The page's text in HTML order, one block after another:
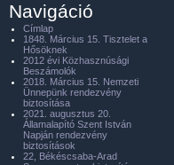
Navigáció
Címlap
1848. Március 15. Tisztelet a
Hősöknek
2012 évi Közhasznúsági
Beszámolók
2018. Március 15. Nemzeti
Ünnepünk rendezvény
biztosítása
2021. augusztus 20.
Államalapító Szent István
Napján rendezvény
biztosítások
22, Békéscsaba-Arad